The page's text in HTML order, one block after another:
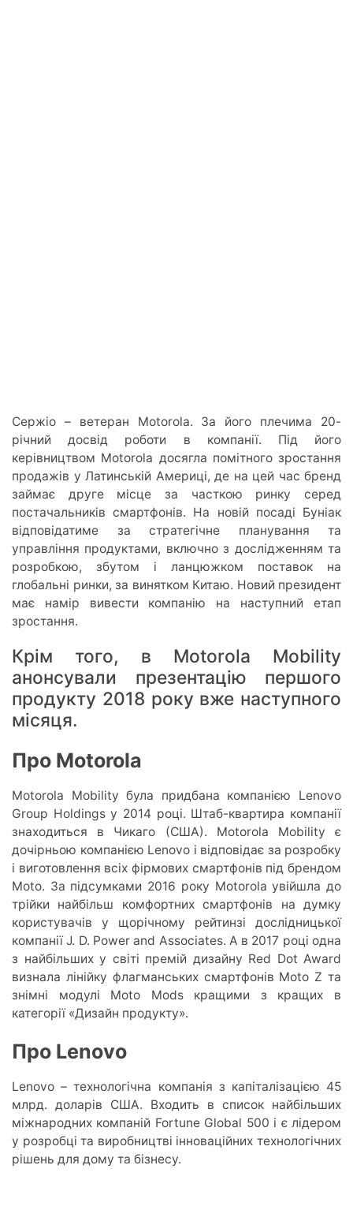
Сержіо – ветеран Motorola. За його плечима 20-
річний досвід роботи в компанії. Під його
керівництвом Motorola досягла помітного зростання
продажів у Латинській Америці, де на цей час бренд
займає друге місце за часткою ринку серед
постачальників смартфонів. На новій посаді Буніак
відповідатиме за стратегічне планування та
управління продуктами, включно з дослідженням та
розробкою, збутом і ланцюжком поставок на
глобальні ринки, за винятком Китаю. Новий президент
має намір вивести компанію на наступний етап
зростання.
Крім того, в Motorola Mobility
анонсували презентацію першого
продукту 2018 року вже наступного
місяця.
Про Motorola
Motorola Mobility була придбана компанією Lenovo
Group Holdings у 2014 році. Штаб-квартира компанії
знаходиться в Чикаго (США). Motorola Mobility є
дочірньою компанією Lenovo і відповідає за розробку
і виготовлення всіх фірмових смартфонів під брендом
Moto. За підсумками 2016 року Motorola увійшла до
трійки найбільш комфортних смартфонів на думку
користувачів у щорічному рейтинзі дослідницької
компанії J. D. Power and Associates. А в 2017 році одна
з найбільших у світі премій дизайну Red Dot Award
визнала лінійку флагманських смартфонів Moto Z та
знімні модулі Moto Mods кращими з кращих в
категорії «Дизайн продукту».
Про Lenovo
Lenovo – технологічна компанія з капіталізацією 45
млрд. доларів США. Входить в список найбільших
міжнародних компаній Fortune Global 500 і є лідером
у розробці та виробництві інноваційних технологічних
рішень для дому та бізнесу.